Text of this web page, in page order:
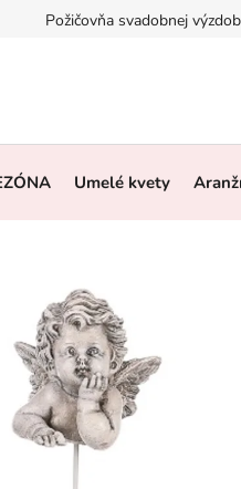
Požičovňa svadobnej
Umelé kvety